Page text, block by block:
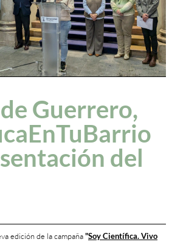
Guerrero,
del
edición de la campaña"Soy Científica. Vivo